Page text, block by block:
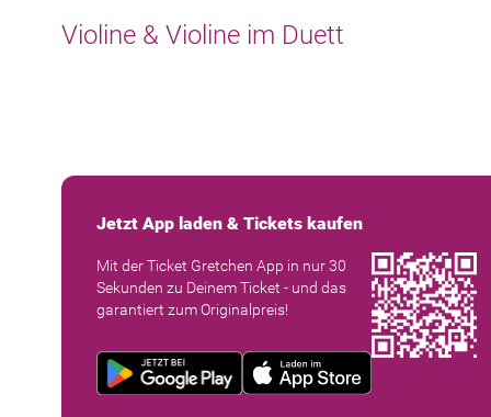
Violine & Violine im Duett
Jetzt App laden & Tickets kaufen
Mit der Ticket Gretchen App in nur 30
Sekunden zu Deinem Ticket - und das
garantiert zum Originalpreis!